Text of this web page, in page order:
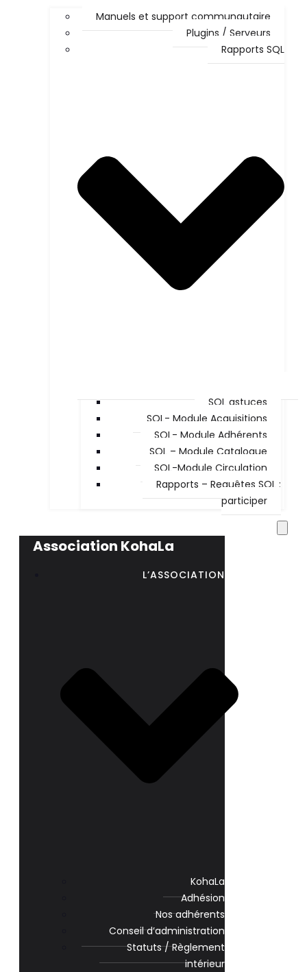
Manuels et support communautaire
Plugins / Serveurs
Rapports SQL
SQL astuces
SQL- Module Acquisitions
SQL- Module Adhérents
SQL – Module Catalogue
SQL-Module Circulation
Rapports – Requêtes SQL :
participer
Association KohaLa
L’ASSOCIATION
KohaLa
Adhésion
Nos adhérents
Conseil d’administration
Statuts / Règlement
intérieur